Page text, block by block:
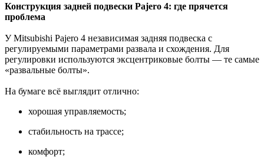
Конструкция задней подвески Pajero 4: где прячется
проблема
У Mitsubishi Pajero 4 независимая задняя подвеска с
регулируемыми параметрами развала и схождения. Для
регулировки используются эксцентриковые болты — те самые
«развальные болты».
На бумаге всё выглядит отлично:
хорошая управляемость;
стабильность на трассе;
комфорт;